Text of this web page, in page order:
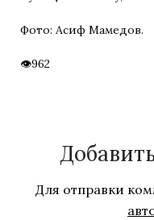
Фото: Асиф Мамедов.
962
Для отправки